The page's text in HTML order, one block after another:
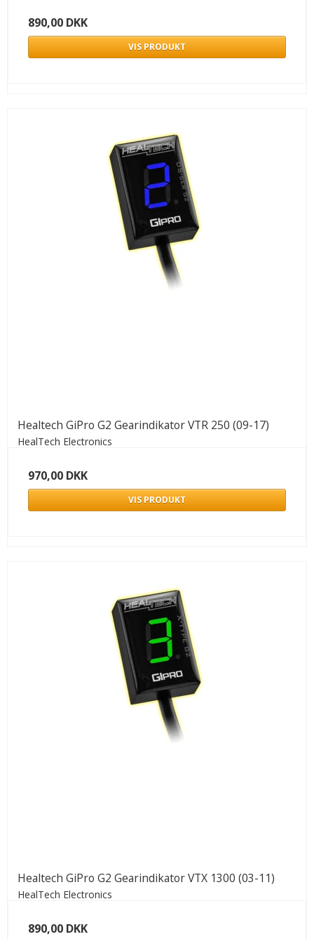
890,00 DKK
VIS PRODUKT
Healtech GiPro G2 Gearindikator VTR 250 (09-17)
HealTech Electronics
970,00 DKK
VIS PRODUKT
Healtech GiPro G2 Gearindikator VTX 1300 (03-11)
HealTech Electronics
890,00 DKK